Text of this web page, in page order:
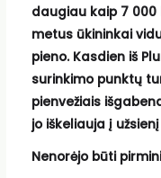
daugiau kaip 7 000
metus ūkininkai
pieno. Kasdien iš
surinkimo punktų
pienvežiais
jo iškeliauja į užsienį
Nenorėjo būti